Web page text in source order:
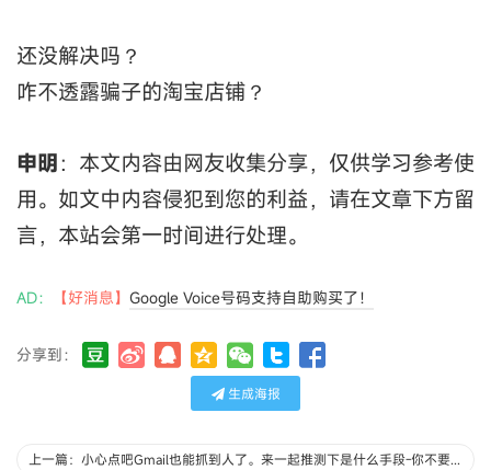
还没解决吗？
咋不透露骗子的淘宝店铺？
申明：本文内容由网友收集分享，仅供学习参考使
用。如文中内容侵犯到您的利益，请在文章下方留
言，本站会第一时间进行处理。
AD： 【好消息】 Google Voice号码支持自助购买了！
分享到：
生成海报
上一篇：小心点吧Gmail也能抓到人了。来一起推测下是什么手段-你不要过来啊